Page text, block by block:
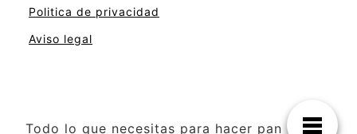
Politica de privacidad
Aviso legal
Todo lo que necesitas para hacer pan en